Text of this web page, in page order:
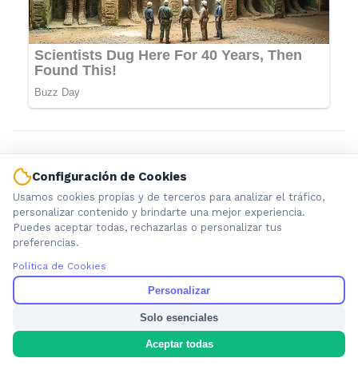
Información local que importa. Noticias de Ensenada, La
Plata y la provincia de Buenos Aires.
Configuración de Cookies
Usamos cookies propias y de terceros para analizar el tráfico,
personalizar contenido y brindarte una mejor experiencia.
Puedes aceptar todas, rechazarlas o personalizar tus
preferencias.
Política de Cookies
Personalizar
Solo esenciales
Aceptar todas